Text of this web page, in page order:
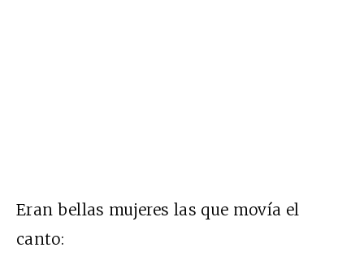
Eran bellas mujeres las que movía el
canto: